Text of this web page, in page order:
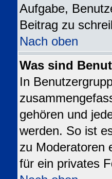
Aufgabe,
Beitrag zu
Nach oben
Was sind
In
gehören und
werden. So ist
zu Moderatoren
für ein privates